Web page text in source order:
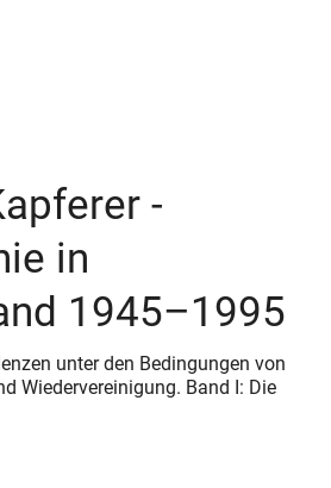
-
in
1945–1995
unter den Bedingungen von
Wiedervereinigung. Band I: Die